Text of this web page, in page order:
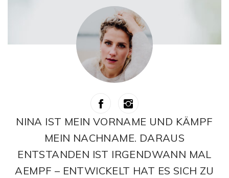
NINA IST MEIN VORNAME UND KÄMPF
MEIN NACHNAME. DARAUS
ENTSTANDEN IST IRGENDWANN MAL
AEMPF – ENTWICKELT HAT ES SICH ZU